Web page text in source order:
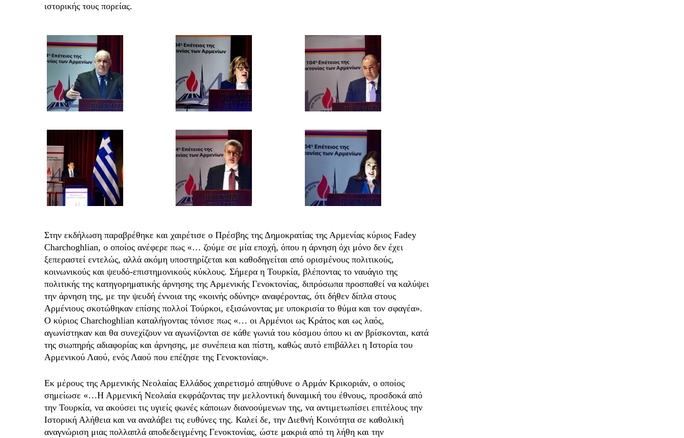
ιστορικής τους πορείας.
Στην εκδήλωση παραβρέθηκε και χαιρέτισε ο Πρέσβης της Δημοκρατίας της Αρμενίας κύριος Fadey
Charchoghlian, ο οποίος ανέφερε πως «… ζούμε σε μία εποχή, όπου η άρνηση όχι μόνο δεν έχει
ξεπεραστεί εντελώς, αλλά ακόμη υποστηρίζεται και καθοδηγείται από ορισμένους πολιτικούς,
κοινωνικούς και ψευδό-επιστημονικούς κύκλους. Σήμερα η Τουρκία, βλέποντας το ναυάγιο της
πολιτικής της κατηγορηματικής άρνησης της Αρμενικής Γενοκτονίας, διπρόσωπα προσπαθεί να καλύψει
την άρνηση της, με την ψευδή έννοια της «κοινής οδύνης» αναφέροντας, ότι δήθεν δίπλα στους
Αρμένιους σκοτώθηκαν επίσης πολλοί Τούρκοι, εξισώνοντας με υποκρισία το θύμα και τον σφαγέα».
Ο κύριος Charchoghlian καταλήγοντας τόνισε πως «… οι Αρμένιοι ως Κράτος και ως λαός,
αγωνίστηκαν και θα συνεχίζουν να αγωνίζονται σε κάθε γωνιά του κόσμου όπου κι αν βρίσκονται, κατά
της σιωπηρής αδιαφορίας και άρνησης, με συνέπεια και πίστη, καθώς αυτό επιβάλλει η Ιστορία του
Αρμενικού Λαού, ενός Λαού που επέζησε της Γενοκτονίας».
Εκ μέρους της Αρμενικής Νεολαίας Ελλάδος χαιρετισμό απηύθυνε ο Αρμάν Κρικοριάν, ο οποίος
σημείωσε «…Η Αρμενική Νεολαία εκφράζοντας την μελλοντική δυναμική του έθνους, προσδοκά από
την Τουρκία, να ακούσει τις υγιείς φωνές κάποιων διανοούμενων της, να αντιμετωπίσει επιτέλους την
Ιστορική Αλήθεια και να αναλάβει τις ευθύνες της. Καλεί δε, την Διεθνή Κοινότητα σε καθολική
αναγνώριση μιας πολλαπλά αποδεδειγμένης Γενοκτονίας, ώστε μακριά από τη λήθη και την